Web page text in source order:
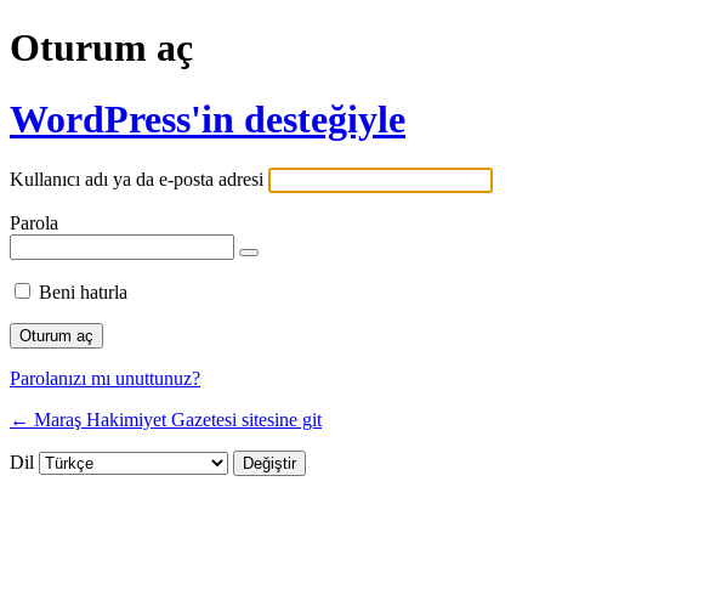
Oturum aç
WordPress'in desteğiyle
Kullanıcı adı ya da e-posta adresi
Parola
Beni hatırla
Parolanızı mı unuttunuz?
← Maraş Hakimiyet Gazetesi sitesine git
Dil